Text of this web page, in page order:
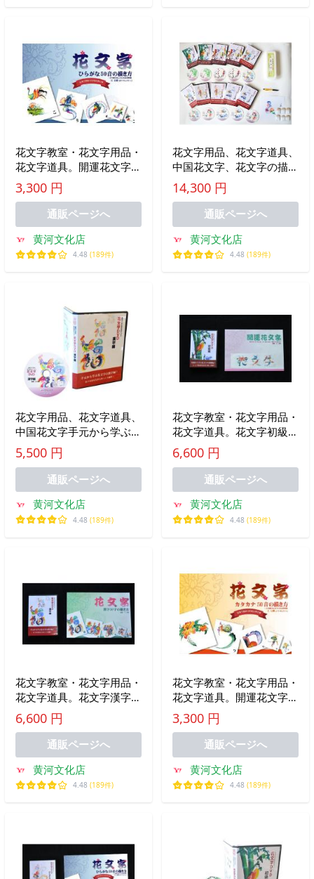
花文字教室・花文字用品・
花文字道具。開運花文字教
材本 ひらがな50音の描
き方
3,300 円
通販ページへ
黄河文化店
4.48 (189件)
花文字用品、花文字道具、
中国花文字、花文字の描き
方。花文字DVD10枚＋花
文字本1冊＋花文字筆セッ
ト＋花文字専用ケースの花
文字オールセット！
14,300 円
通販ページへ
黄河文化店
4.48 (189件)
花文字用品、花文字道具、
中国花文字手元から学ぶ花
文字の漢字編！開運花文字
講座DVD漢字編
5,500 円
通販ページへ
黄河文化店
4.48 (189件)
花文字教室・花文字用品・
花文字道具。花文字初級編
ＤＶＤ＋花文字初級編コピ
ー紙資料セット
6,600 円
通販ページへ
黄河文化店
4.48 (189件)
花文字教室・花文字用品・
花文字道具。花文字漢字編
ＤＶＤ＋花文字漢字編本セ
ット
6,600 円
通販ページへ
黄河文化店
4.48 (189件)
花文字教室・花文字用品・
花文字道具。開運花文字教
材コピー紙 カタカナ50
音の描き方
3,300 円
通販ページへ
黄河文化店
4.48 (189件)